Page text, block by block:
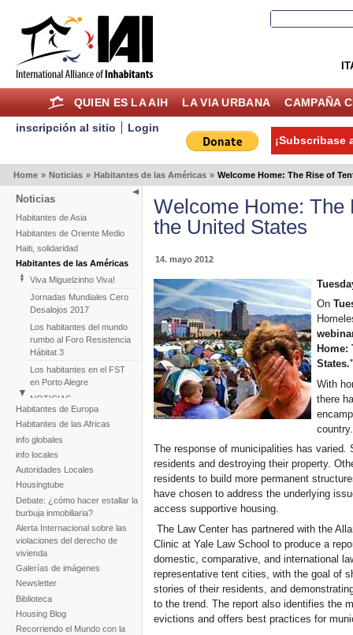
QUIEN ES LA AIH LA VIA URBANA CAMPAÑA
inscripción al sitio
Login
¡Subscribase
Home » Noticias » Habitantes de las Américas » Welcome Home: The Rise of
Noticias
Habitantes de Asia
Habitantes de Oriente Medio
Haiti, solidaridad
Habitantes de las Américas
Viva Miguelzinho Viva!
Jornadas Mundiales Cero
Desalojos 2017
Los habitantes del mundo
rumbo al Foro Resistencia
Hábitat 3
Los habitantes en el FST
en Porto Alegre
NOTICIAS
Perú: Marcha de
Asentamientos Humanos
Huascar
Reportaje fotogràfico sobre
la tragedia de la tormenta
Noel
Habitantes de Europa
Habitantes de las Africas
info globales
info locales
Autoridades Locales
Housingtube
Debate: ¿cómo hacer estallar la
burbuja inmobiliaria?
Alerta Internacional sobre las
violaciones del derecho de
vivienda
Galerías de imágenes
Newsletter
Biblioteca
Housing Blog
Recorriendo el Mundo con la
Welcome Home: The
the United States
14. mayo 2012
On
Home:
With
there
country.
The response of municipalities has
residents and destroying their property.
residents to build more permanent
have chosen to address the underlying
access supportive housing.
The Law Center has partnered with the
Clinic at Yale Law School to produce a
domestic, comparative, and international
representative tent cities, with the goal of
stories of their residents, and
to the trend. The report also identifies the
evictions and offers best practices for